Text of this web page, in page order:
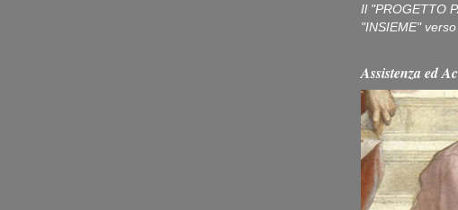
Il "PROGETTO
"INSIEME"
Assistenza ed